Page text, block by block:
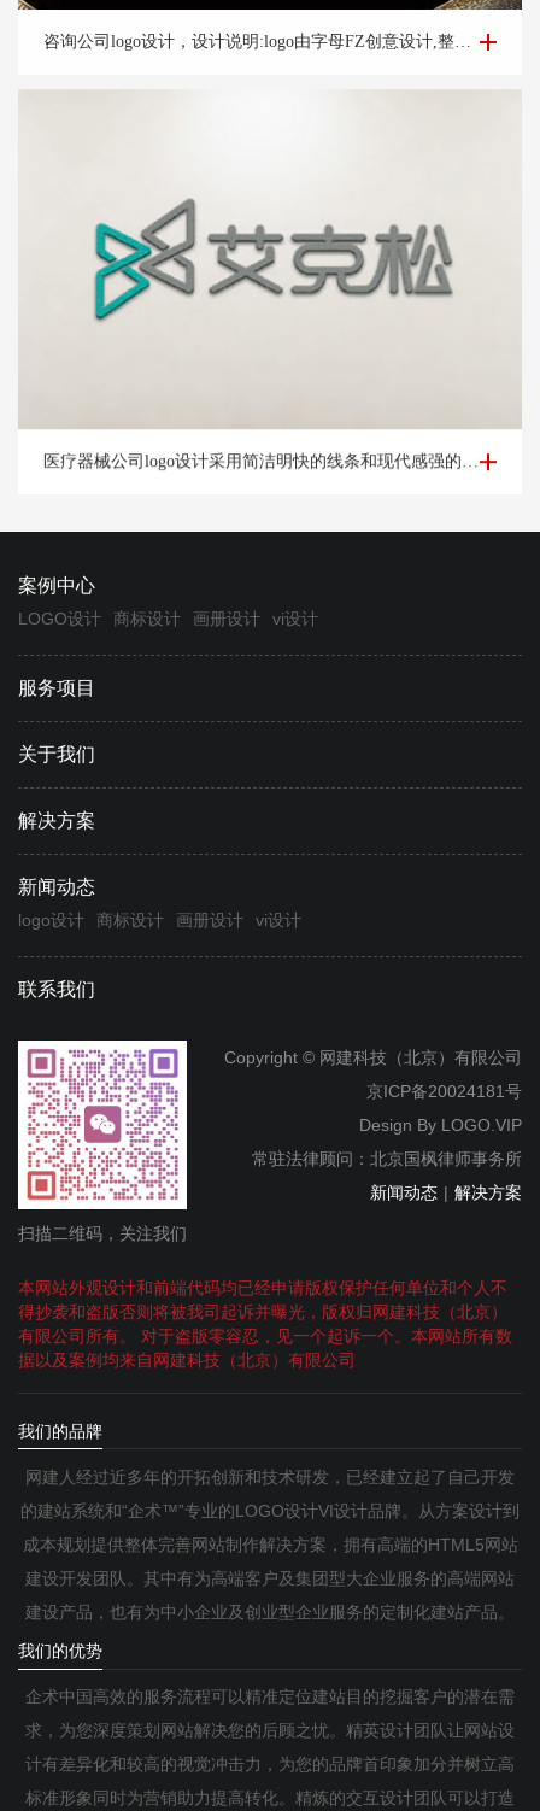
咨询公司logo设计-深圳富*咨询公司logo设计案例 咨询公司logo设计，设计说明:logo由字母FZ创意设计,整体方正大气,整体宛如图腾整体动态上扬,亮眼,体现好机会含义,整体设计简洁大气,易辨识让人过目不忘
医疗器械公司logo设计-杭州艾*松公司logo设计案例 医疗器械公司logo设计采用简洁明快的线条和现代感强的字体，展示公司的时尚和创新形象。
案例中心
LOGO设计 商标设计 画册设计 vi设计
服务项目
关于我们
解决方案
新闻动态
logo设计 商标设计 画册设计 vi设计
联系我们
扫描二维码，关注我们
Copyright © 网建科技（北京）有限公司
京ICP备20024181号
Design By LOGO.VIP
常驻法律顾问：北京国枫律师事务所
新闻动态 | 解决方案
本网站外观设计和前端代码均已经申请版权保护任何单位和个人不
得抄袭和盗版否则将被我司起诉并曝光，版权归网建科技（北京）
有限公司所有。 对于盗版零容忍，见一个起诉一个。本网站所有数
据以及案例均来自网建科技（北京）有限公司
我们的品牌
网建人经过近多年的开拓创新和技术研发，已经建立起了自己开发
的建站系统和“企术™”专业的LOGO设计VI设计品牌。从方案设计到
成本规划提供整体完善网站制作解决方案，拥有高端的HTML5网站
建设开发团队。其中有为高端客户及集团型大企业服务的高端网站
建设产品，也有为中小企业及创业型企业服务的定制化建站产品。
我们的优势
企术中国高效的服务流程可以精准定位建站目的挖掘客户的潜在需
求，为您深度策划网站解决您的后顾之忧。精英设计团队让网站设
计有差异化和较高的视觉冲击力，为您的品牌首印象加分并树立高
标准形象同时为营销助力提高转化。精炼的交互设计团队可以打造